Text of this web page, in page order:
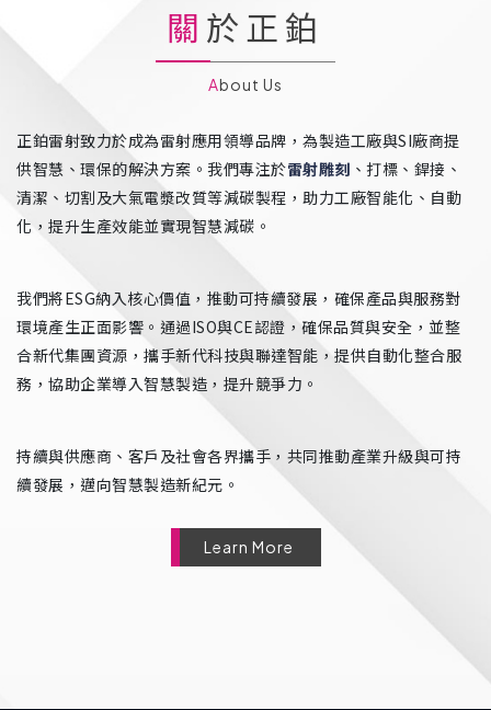
關於正鉑
About Us
正鉑雷射致力於成為雷射應用領導品牌，為製造工廠與SI廠商提
供智慧、環保的解決方案。我們專注於雷射雕刻 、打標、銲接、
清潔、切割及大氣電漿改質等減碳製程，助力工廠智能化、自動
化，提升生產效能並實現智慧減碳。
我們將ESG納入核心價值，推動可持續發展，確保產品與服務對
環境產生正面影響。通過ISO與CE認證，確保品質與安全，並整
合新代集團資源，攜手新代科技與聯達智能，提供自動化整合服
務，協助企業導入智慧製造，提升競爭力。
持續與供應商、客戶及社會各界攜手，共同推動產業升級與可持
續發展，邁向智慧製造新紀元。
Learn More